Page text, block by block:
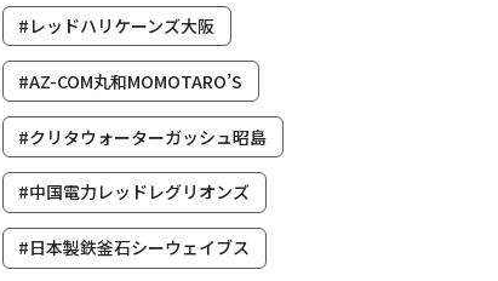
#レッドハリケーンズ大阪
#AZ-COM丸和MOMOTARO’S
#クリタウォーターガッシュ昭島
#中国電力レッドレグリオンズ
#日本製鉄釜石シーウェイブス